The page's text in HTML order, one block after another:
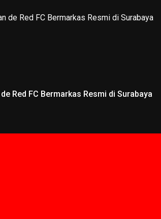
Red FC Bermarkas Resmi di Surabaya